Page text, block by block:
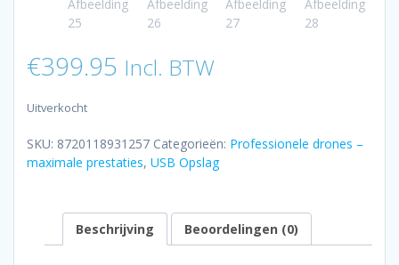
€399.95 Incl. BTW
Uitverkocht
SKU: 8720118931257 Categorieën: Professionele drones –
maximale prestaties, USB Opslag
Beschrijving Beoordelingen (0)